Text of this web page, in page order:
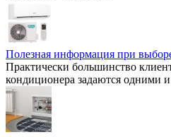
Полезная информация при
Практически большинство
кондиционера задаются одними